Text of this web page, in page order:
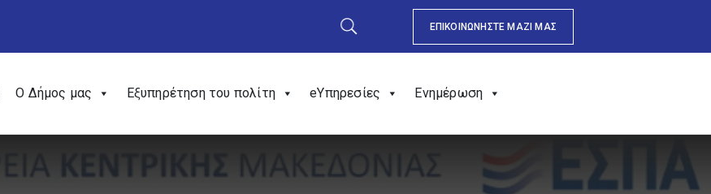
ΕΠΙΚΟΙΝΩΝΗΣΤΕ ΜΑΖΙ ΜΑΣ
Ο Δήμος μας Εξυπηρέτηση του πολίτη eΥπηρεσίες Ενημέρωση